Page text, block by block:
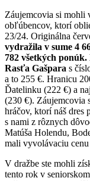
Záujemcovia si mohli
obľúbencov, ktorí
23/24. Originálna
vydražila v sume 4
782 všetkých
Rasťa Gašpara s
a to 255 €. Hranicu
Ďatelinku (222 €) a
(230 €). Záujemcovia
hráčov, ktorí náš dres
s nami z rôznych
Matúša Holendu,
mali vyvolávaciu
V dražbe ste mohli
tento rok v